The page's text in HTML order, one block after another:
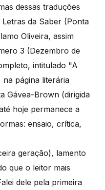
dessas traduções
da Saber (Ponta
Oliveira, assim
3 (Dezembro de
intitulado "A
na página literária
Gávea-Brown (dirigida
hoje permanece a
ensaio, crítica,
geração), lamento
que o leitor mais
dele pela primeira